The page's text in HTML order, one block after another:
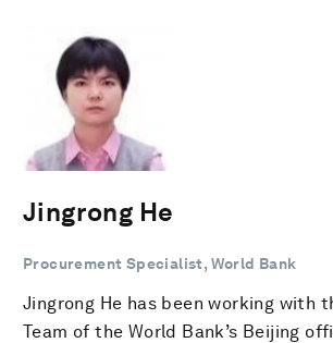
Jingrong He
Procurement Specialist, World Bank
Jingrong He has been working with
Team of the World Bank’s Beijing